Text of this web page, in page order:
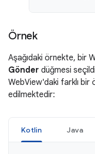
Örnek
Aşağıdaki örnekte, bir
Gönder düğmesi
WebView'daki farklı
edilmektedir:
Kotlin Java